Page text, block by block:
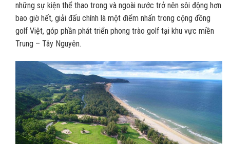
những sự kiện thể thao trong và ngoài nước trở nên sôi động hơn
bao giờ hết, giải đấu chính là một điểm nhấn trong cộng đồng
golf Việt, góp phần phát triển phong trào golf tại khu vực miền
Trung – Tây Nguyên.